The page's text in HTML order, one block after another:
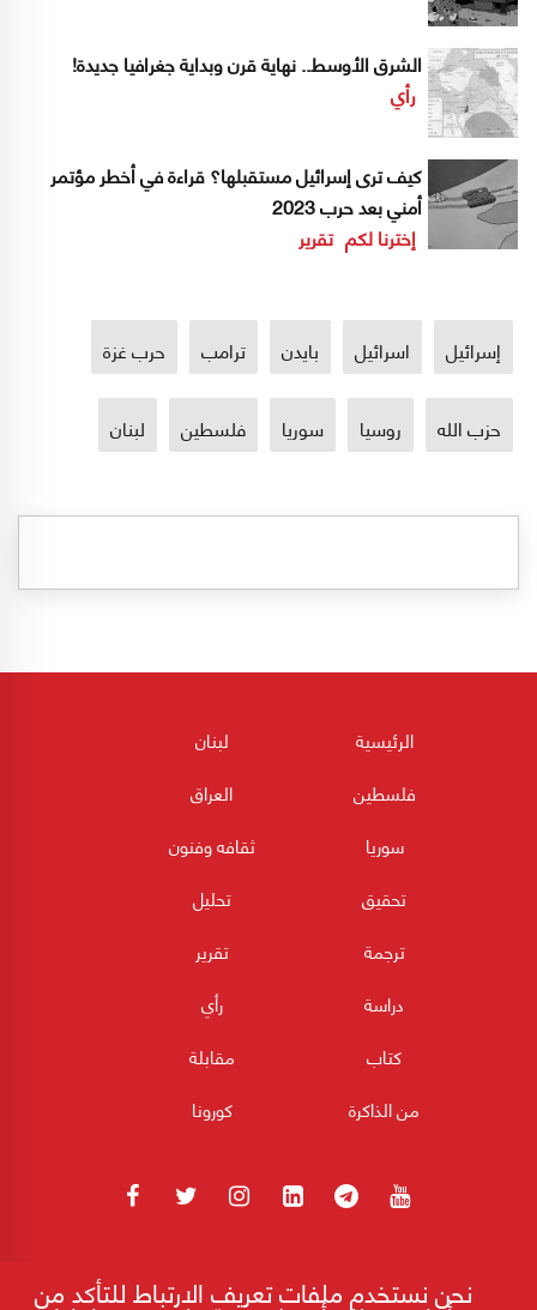
الشرق الأوسط.. نهاية قرن وبداية جغرافيا جديدة!
رأي
كيف ترى إسرائيل مستقبلها؟ قراءة في أخطر مؤتمر
أمني بعد حرب 2023
إخترنا لكم تقرير
إسرائيل اسرائيل بايدن ترامب حرب غزة
حزب الله روسيا سوريا فلسطين لبنان
الرئيسية
لبنان
فلسطين
العراق
سوريا
ثقافه وفنون
تحقيق
تحليل
ترجمة
تقرير
دراسة
رأي
كتاب
مقابلة
من الذاكرة
كورونا
نحن نستخدم ملفات تعريف الارتباط للتأكد من